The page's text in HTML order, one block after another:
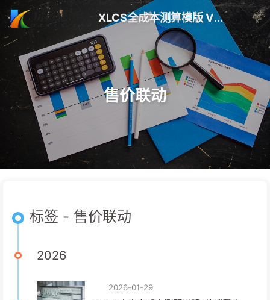
XLCS全成本测算模版 V10 更新 | 房产快测算
售价联动
标签 - 售价联动
2026
2026-01-29